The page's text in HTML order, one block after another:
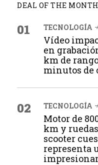
DEAL OF THE MONTH
01 TECNOLOGÍA
Vídeo
en
km de
minutos de
02 TECNOLOGÍA
Motor de
km y
scooter
representa